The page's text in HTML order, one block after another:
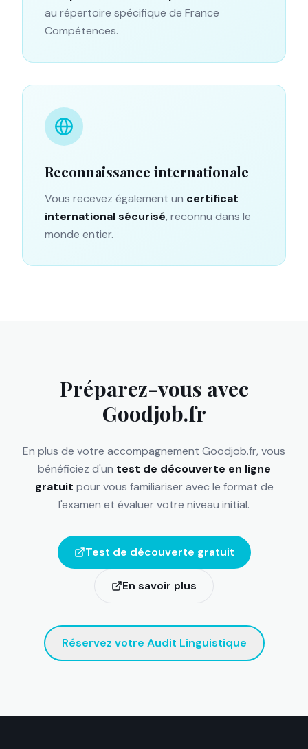
au répertoire spécifique de France
Compétences.
Reconnaissance internationale
Vous recevez également un certificat
international sécurisé, reconnu dans le
monde entier.
Préparez-vous avec
Goodjob.fr
En plus de votre accompagnement Goodjob.fr, vous
bénéficiez d'un test de découverte en ligne
gratuit pour vous familiariser avec le format de
l'examen et évaluer votre niveau initial.
Test de découverte gratuit
En savoir plus
Réservez votre Audit Linguistique